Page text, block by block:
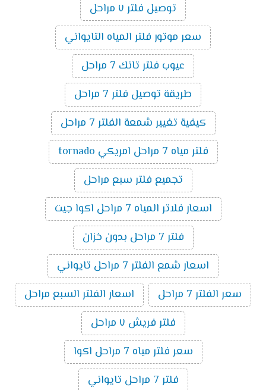
توصيل فلتر ٧ مراحل
سعر موتور فلتر المياه التايواني
عيوب فلتر تانك 7 مراحل
طريقة توصيل فلتر 7 مراحل
كيفية تغيير شمعة الفلتر 7 مراحل
فلتر مياه 7 مراحل امريكي tornado
تجميع فلتر سبع مراحل
اسعار فلاتر المياه 7 مراحل اكوا جيت
فلتر 7 مراحل بدون خزان
اسعار شمع الفلتر 7 مراحل تايواني
سعر الفلتر 7 مراحل
اسعار الفلتر السبع مراحل
فلتر فريش ٧ مراحل
سعر فلتر مياه 7 مراحل اكوا
فلتر 7 مراحل تايواني